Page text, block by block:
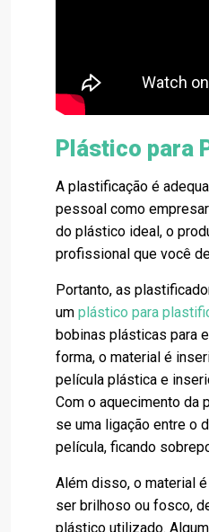
Plástico para
A plastificação é
pessoal como
do plástico ideal, o
profissional que você
Portanto, as
um plástico para
bobinas plásticas para
forma, o material é
película plástica e
Com o aquecimento da
se uma ligação entre o
película, ficando
Além disso, o material
ser brilhoso ou fosco,
plástico utilizado.